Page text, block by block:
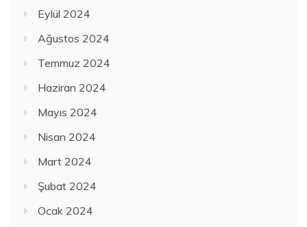
Eylül 2024
Ağustos 2024
Temmuz 2024
Haziran 2024
Mayıs 2024
Nisan 2024
Mart 2024
Şubat 2024
Ocak 2024